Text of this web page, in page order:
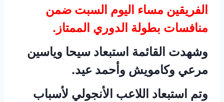
الفريقين مساء اليوم السبت ضمن
منافسات بطولة الدوري الممتاز.
وشهدت القائمة استبعاد سيحا وياسين
مرعي وكامويش وأحمد عيد.
وتم استبعاد اللاعب الأنجولي لأسباب